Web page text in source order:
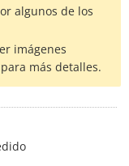
algunos de los
imágenes
más detalles.